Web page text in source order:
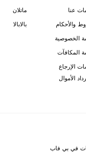
عنا
والأحكام
الخصوصية
المكافآت
الإرجاع
الأموال
ماتلان
بالابالا
في بي فاب